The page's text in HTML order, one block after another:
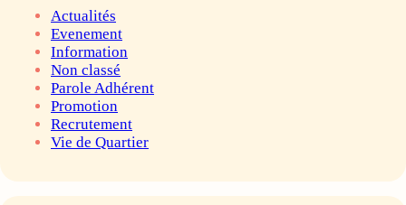
Actualités
Evenement
Information
Non classé
Parole Adhérent
Promotion
Recrutement
Vie de Quartier